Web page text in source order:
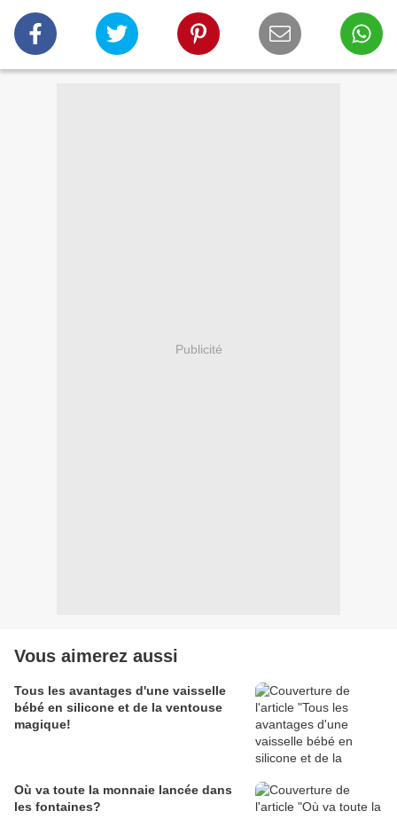
Publicité
Vous aimerez aussi
Tous les avantages d'une vaisselle
bébé en silicone et de la ventouse
magique!
Où va toute la monnaie lancée dans
les fontaines?